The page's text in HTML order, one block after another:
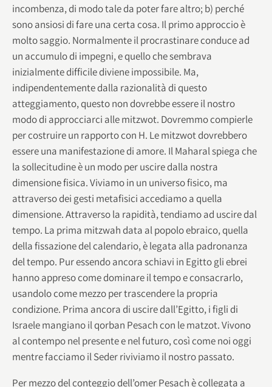
incombenza, di modo tale da poter fare altro; b) perché
sono ansiosi di fare una certa cosa. Il primo approccio è
molto saggio. Normalmente il procrastinare conduce ad
un accumulo di impegni, e quello che sembrava
inizialmente difficile diviene impossibile. Ma,
indipendentemente dalla razionalità di questo
atteggiamento, questo non dovrebbe essere il nostro
modo di approcciarci alle mitzwot. Dovremmo compierle
per costruire un rapporto con H. Le mitzwot dovrebbero
essere una manifestazione di amore. Il Maharal spiega che
la sollecitudine è un modo per uscire dalla nostra
dimensione fisica. Viviamo in un universo fisico, ma
attraverso dei gesti metafisici accediamo a quella
dimensione. Attraverso la rapidità, tendiamo ad uscire dal
tempo. La prima mitzwah data al popolo ebraico, quella
della fissazione del calendario, è legata alla padronanza
del tempo. Pur essendo ancora schiavi in Egitto gli ebrei
hanno appreso come dominare il tempo e consacrarlo,
usandolo come mezzo per trascendere la propria
condizione. Prima ancora di uscire dall’Egitto, i figli di
Israele mangiano il qorban Pesach con le matzot. Vivono
al contempo nel presente e nel futuro, così come noi oggi
mentre facciamo il Seder riviviamo il nostro passato.
Per mezzo del conteggio dell’omer Pesach è collegata a